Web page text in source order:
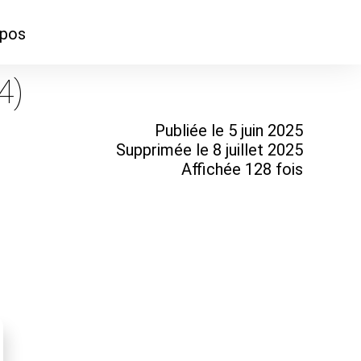
nous ?
Publiée le 5 juin 2025
Supprimée le 8 juillet 2025
Affichée 128 fois